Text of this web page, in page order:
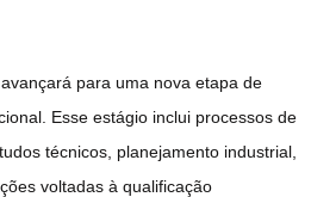
para uma nova etapa de
Esse estágio inclui processos de
técnicos, planejamento industrial,
voltadas à qualificação